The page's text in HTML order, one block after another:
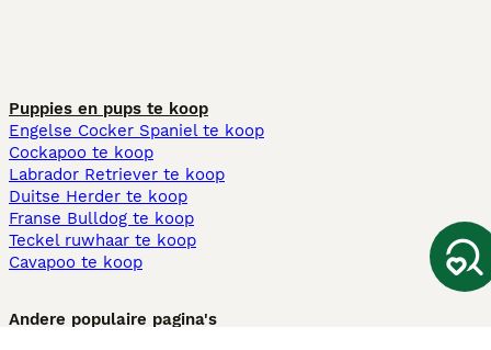
Puppies en pups te koop
Engelse Cocker Spaniel te koop
Cockapoo te koop
Labrador Retriever te koop
Duitse Herder te koop
Franse Bulldog te koop
Teckel ruwhaar te koop
Cavapoo te koop
Andere populaire pagina's